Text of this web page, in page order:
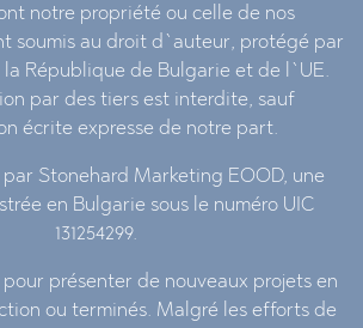
notre propriété ou celle de nos
soumis au droit d`auteur, protégé par
la République de Bulgarie et de l`UE.
par des tiers est interdite, sauf
écrite expresse de notre part.
Stonehard Marketing EOOD, une
en Bulgarie sous le numéro UIC
131254299.
pour présenter de nouveaux projets en
ou terminés. Malgré les efforts de